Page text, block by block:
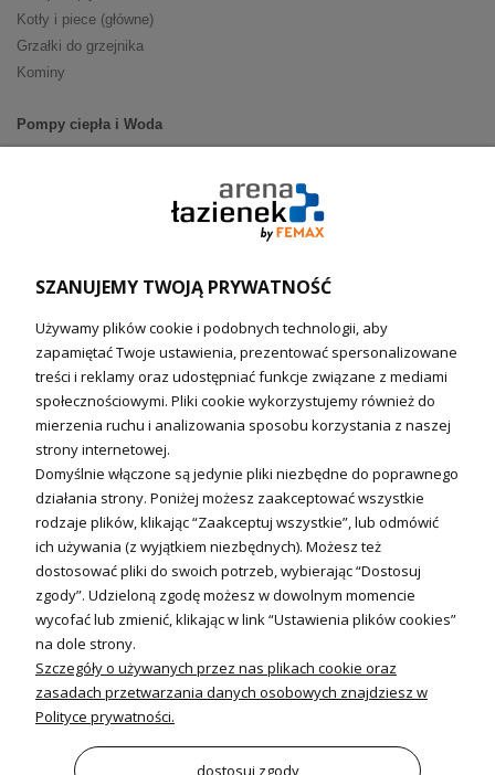
Kotły i piece (główne)
Grzałki do grzejnika
Kominy
Pompy ciepła i Woda
Ogrzewanie podłogowe (główne)
Technika solarna
Fotowoltanika
Sterowniki i regulatory
Nagrzewnice i kurtyny
Kuchnia i Wentylacja
Kuchnia
Zlewozmywaki
Baterie kuchenne
Młynki do odpadów
Wentylacja i Informacje
Wentylatory
SZANUJEMY TWOJĄ PRYWATNOŚĆ
Używamy plików cookie i podobnych technologii, aby
zapamiętać Twoje ustawienia, prezentować spersonalizowane
treści i reklamy oraz udostępniać funkcje związane z mediami
społecznościowymi. Pliki cookie wykorzystujemy również do
mierzenia ruchu i analizowania sposobu korzystania z naszej
strony internetowej.
Domyślnie włączone są jedynie pliki niezbędne do poprawnego
działania strony. Poniżej możesz zaakceptować wszystkie
rodzaje plików, klikając “Zaakceptuj wszystkie”, lub odmówić
ich używania (z wyjątkiem niezbędnych). Możesz też
dostosować pliki do swoich potrzeb, wybierając “Dostosuj
zgody”. Udzieloną zgodę możesz w dowolnym momencie
wycofać lub zmienić, klikając w link “Ustawienia plików cookies”
na dole strony.
Szczegóły o używanych przez nas plikach cookie oraz
zasadach przetwarzania danych osobowych znajdziesz w
Polityce prywatności.
dostosuj zgody